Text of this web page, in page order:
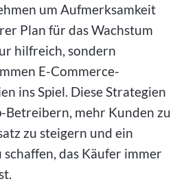
um Aufmerksamkeit
Plan für das Wachstum
hilfreich, sondern
E-Commerce-
ins Spiel. Diese Strategien
Betreibern, mehr Kunden zu
zu steigern und ein
das Käufer immer